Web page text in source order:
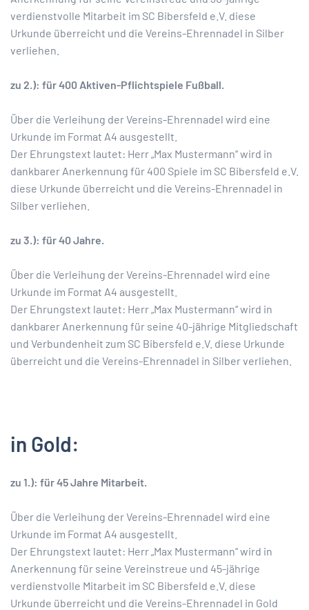
verdienstvolle Mitarbeit im SC Bibersfeld e.V. diese
Urkunde überreicht und die Vereins-Ehrennadel in Silber
verliehen.
zu 2.): für 400 Aktiven-Pflichtspiele Fußball.
Über die Verleihung der Vereins-Ehrennadel wird eine
Urkunde im Format A4 ausgestellt.
Der Ehrungstext lautet: Herr „Max Mustermann“ wird in
dankbarer Anerkennung für 400 Spiele im SC Bibersfeld e.V.
diese Urkunde überreicht und die Vereins-Ehrennadel in
Silber verliehen.
zu 3.): für 40 Jahre.
Über die Verleihung der Vereins-Ehrennadel wird eine
Urkunde im Format A4 ausgestellt.
Der Ehrungstext lautet: Herr „Max Mustermann“ wird in
dankbarer Anerkennung für seine 40-jährige Mitgliedschaft
und Verbundenheit zum SC Bibersfeld e.V. diese Urkunde
überreicht und die Vereins-Ehrennadel in Silber verliehen.
in Gold:
zu 1.): für 45 Jahre Mitarbeit.
Über die Verleihung der Vereins-Ehrennadel wird eine
Urkunde im Format A4 ausgestellt.
Der Ehrungstext lautet: Herr „Max Mustermann“ wird in
Anerkennung für seine Vereinstreue und 45-jährige
verdienstvolle Mitarbeit im SC Bibersfeld e.V. diese
Urkunde überreicht und die Vereins-Ehrennadel in Gold